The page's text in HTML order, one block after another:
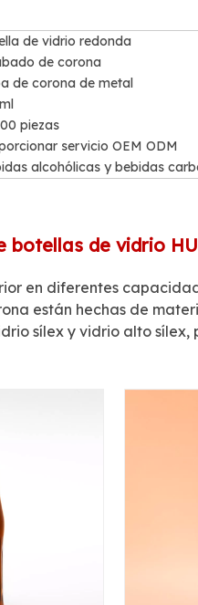
de vidrio redonda
de corona
de corona de metal
piezas
servicio OEM ODM
alcohólicas y bebidas
botellas de vidrio
en diferentes
están hechas de
sílex y vidrio alto